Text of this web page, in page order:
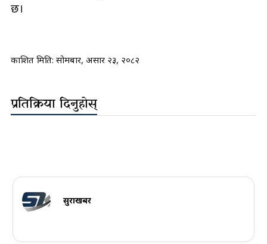
छ।
प्रकाशित मिति: सोमबार, असार २३, २०८२
प्रतिक्रिया दिनुहोस्
सुरक्षाखबर